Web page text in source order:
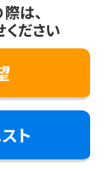
は、
ださい
ト